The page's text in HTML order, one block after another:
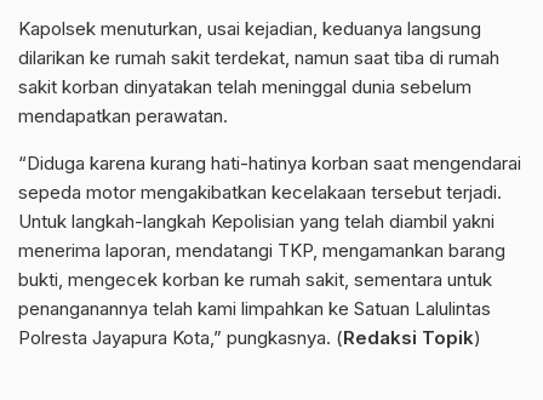
Kapolsek menuturkan, usai kejadian, keduanya langsung
dilarikan ke rumah sakit terdekat, namun saat tiba di rumah
sakit korban dinyatakan telah meninggal dunia sebelum
mendapatkan perawatan.
“Diduga karena kurang hati-hatinya korban saat mengendarai
sepeda motor mengakibatkan kecelakaan tersebut terjadi.
Untuk langkah-langkah Kepolisian yang telah diambil yakni
menerima laporan, mendatangi TKP, mengamankan barang
bukti, mengecek korban ke rumah sakit, sementara untuk
penanganannya telah kami limpahkan ke Satuan Lalulintas
Polresta Jayapura Kota,” pungkasnya. (Redaksi Topik)